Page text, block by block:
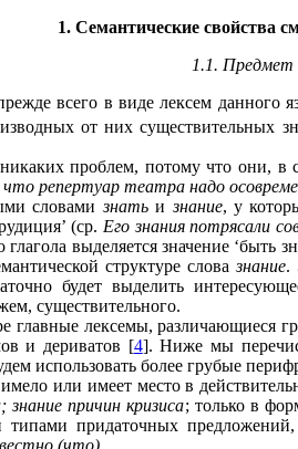
1. Семантические свойства
1.1. Предмет
всего в виде лексем данного
от них существительных
проблем, потому что они, в
что репертуар театра надо
словамизнатьизнание, у
(ср. Его знания потрясали
выделяется значение ‘быть
структуре словазнание.
будет выделить
существительного.
главные лексемы, различающиеся
и дериватов [4]. Ниже мы
использовать более грубые
или имеет место в
причин кризиса; только в
придаточных